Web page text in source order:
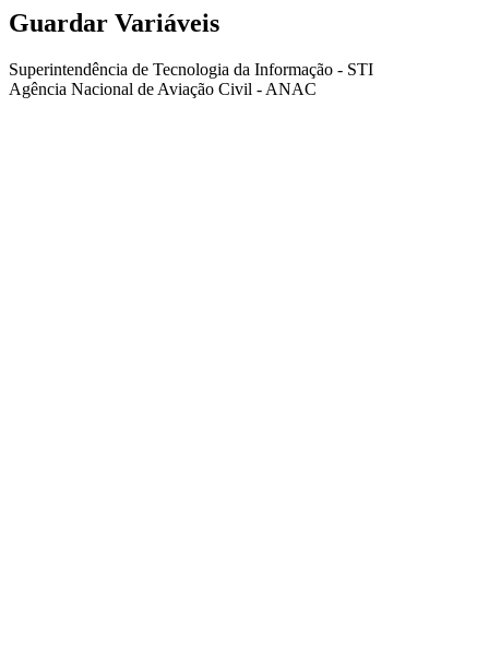
Guardar Variáveis
Superintendência de Tecnologia da Informação - STI
Agência Nacional de Aviação Civil - ANAC